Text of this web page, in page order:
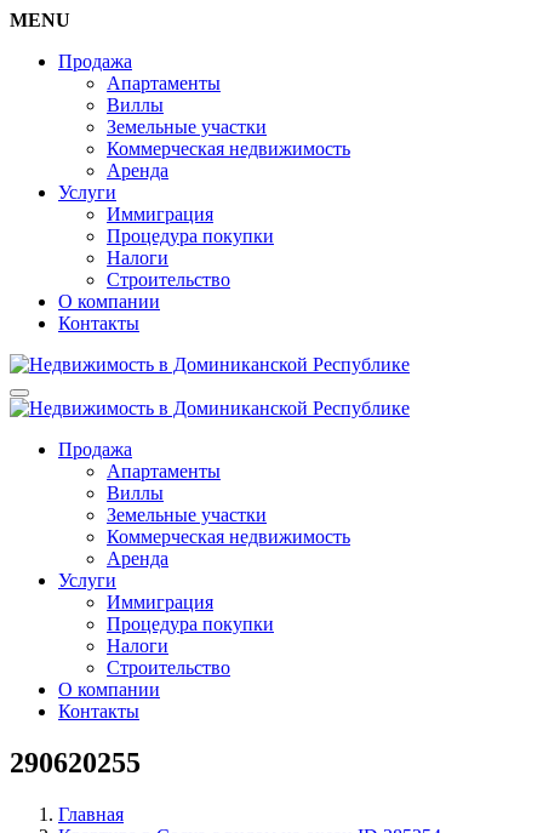
MENU
Продажа
Апартаменты
Виллы
Земельные участки
Коммерческая недвижимость
Аренда
Услуги
Иммиграция
Процедура покупки
Налоги
Строительство
О компании
Контакты
Продажа
Апартаменты
Виллы
Земельные участки
Коммерческая недвижимость
Аренда
Услуги
Иммиграция
Процедура покупки
Налоги
Строительство
О компании
Контакты
290620255
Главная